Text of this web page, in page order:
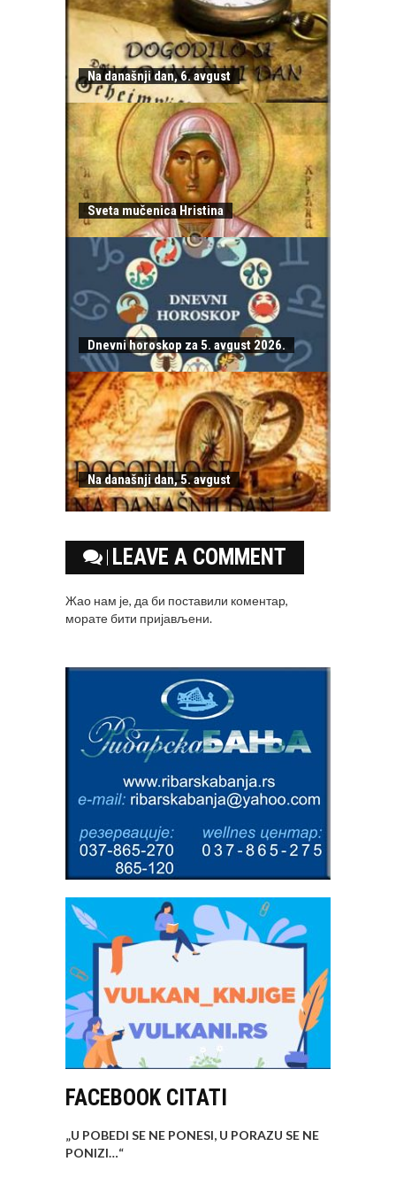
Na današnji dan, 6. avgust
Sveta mučenica Hristina
Dnevni horoskop za 5. avgust 2026.
Na današnji dan, 5. avgust
LEAVE A COMMENT
Жао нам је, да би поставили коментар,
моратебити пријављени.
FACEBOOK CITATI
„U POBEDI SE NE PONESI, U PORAZU SE NE
PONIZI…“